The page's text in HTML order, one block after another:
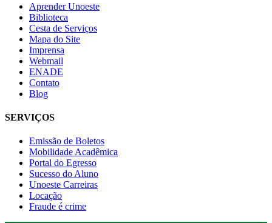
Aprender Unoeste
Biblioteca
Cesta de Serviços
Mapa do Site
Imprensa
Webmail
ENADE
Contato
Blog
SERVIÇOS
Emissão de Boletos
Mobilidade Acadêmica
Portal do Egresso
Sucesso do Aluno
Unoeste Carreiras
Locação
Fraude é crime